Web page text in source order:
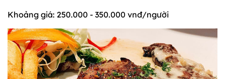
Khoảng giá: 250.000 - 350.000 vnđ/người